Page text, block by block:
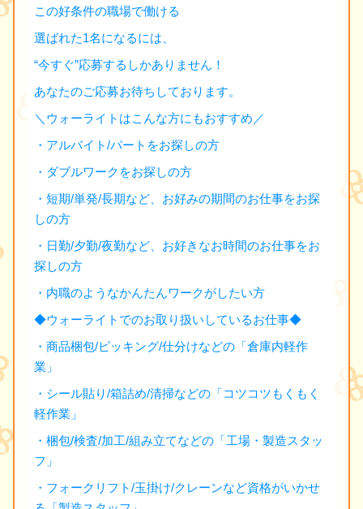
この好条件の職場で働ける
選ばれた1名になるには、
“今すぐ”応募するしかありません！
あなたのご応募お待ちしております。
＼ウォーライトはこんな方にもおすすめ／
・アルバイト/パートをお探しの方
・ダブルワークをお探しの方
・短期/単発/長期など、お好みの期間のお仕事をお探
しの方
・日勤/夕勤/夜勤など、お好きなお時間のお仕事をお
探しの方
・内職のようなかんたんワークがしたい方
◆ウォーライトでのお取り扱いしているお仕事◆
・商品梱包/ピッキング/仕分けなどの「倉庫内軽作
業」
・シール貼り/箱詰め/清掃などの「コツコツもくもく
軽作業」
・梱包/検査/加工/組み立てなどの「工場・製造スタッ
フ」
・フォークリフト/玉掛け/クレーンなど資格がいかせ